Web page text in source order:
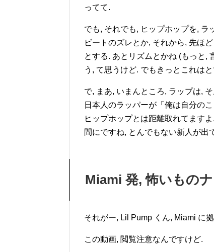
ってて.
でも, それでも, ヒップホップを,
ビートのズレとか, それから, 先ほ
とする. あとリズムとかね (もっと,
う, て思うけど. でもきっとこれは
で, まあ, いまんところ, ラップは,
日本人のラッパーが「俺は自分の
ヒップホップとは距離取れてます
間にですね, とんでもない新人が出
Miami 発, 怖いもの
それがー, Lil Pump くん, Miami に
この動画, 閲覧注意なんですけど.